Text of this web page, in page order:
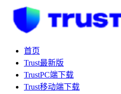
首页
Trust最新版
TrustPC端下载
Trust移动端下载